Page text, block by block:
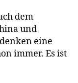
dem
und
eine
immer. Es ist